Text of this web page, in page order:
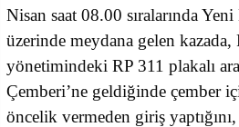
Nisan saat 08.00 sıralarında
üzerinde meydana gelen kazada,
yönetimindeki RP 311 plakalı
Çemberi’ne geldiğinde çember
öncelik vermeden giriş